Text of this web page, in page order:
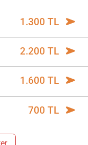
1.300 TL
2.200 TL
1.600 TL
700 TL